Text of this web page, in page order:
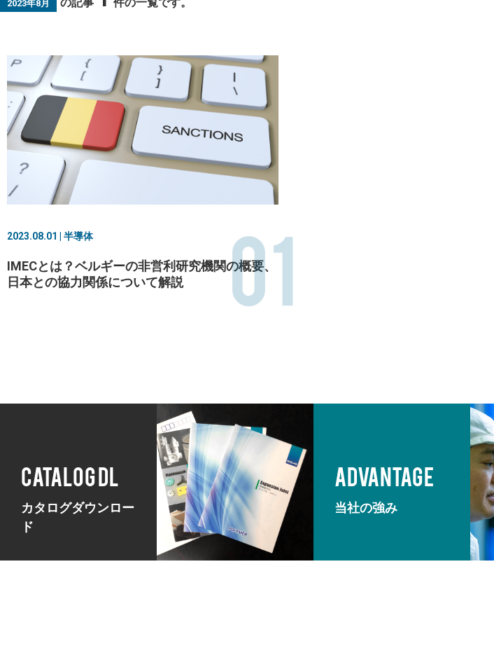
2023年8月
2023.08.01 | 半導体
IMECとは？ベルギーの非営利研究機関の概要、
日本との協力関係について解説
01
CATALOG DL
カタログダウンロー
ド
ADVANTAGE
当社の強み